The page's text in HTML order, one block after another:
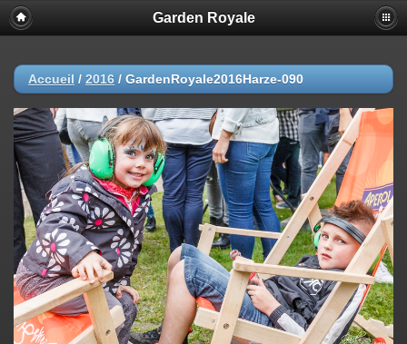
Garden Royale
Accueil / 2016 / GardenRoyale2016Harze-090